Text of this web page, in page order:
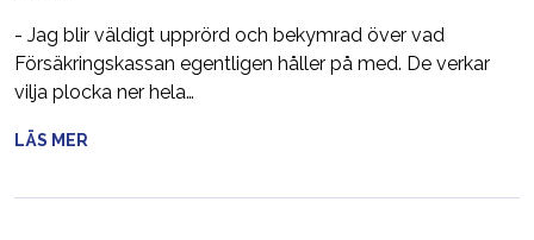
- Jag blir väldigt upprörd och bekymrad över vad
Försäkringskassan egentligen håller på med. De verkar
vilja plocka ner hela…
LÄS MER